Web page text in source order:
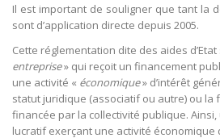
Il est important de souligner que tant la
sont d’application directe depuis 2005.
Cette réglementation dite des aides
entreprise» qui reçoit un financement
une activité « économique» d’intérêt
statut juridique (associatif ou autre) ou la
financée par la collectivité publique.
lucratif exerçant une activité économique